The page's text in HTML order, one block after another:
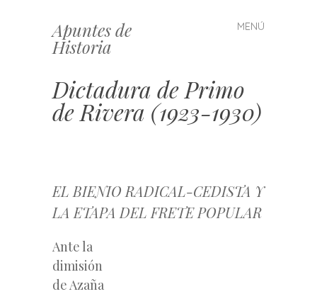
Apuntes de
Historia
MENÚ
Saltar
al
Dictadura de Primo
de Rivera (1923-1930)
EL BIENIO RADICAL-CEDISTA Y
LA ETAPA DEL FRETE POPULAR
Ante la
dimisión
de Azaña